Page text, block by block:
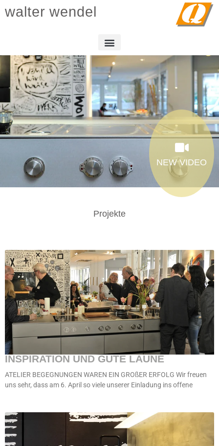
walter wendel
NEW VIDEO
Projekte
INSPIRATION UND GUTE LAUNE
ATELIER BEGEGNUNGEN WAREN EIN GROßER ERFOLG Wir freuen
uns sehr, dass am 6. April so viele unserer Einladung ins offene